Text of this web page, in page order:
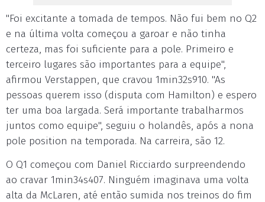
"Foi excitante a tomada de tempos. Não fui bem no Q2
e na última volta começou a garoar e não tinha
certeza, mas foi suficiente para a pole. Primeiro e
terceiro lugares são importantes para a equipe",
afirmou Verstappen, que cravou 1min32s910. "As
pessoas querem isso (disputa com Hamilton) e espero
ter uma boa largada. Será importante trabalharmos
juntos como equipe", seguiu o holandês, após a nona
pole position na temporada. Na carreira, são 12.
O Q1 começou com Daniel Ricciardo surpreendendo
ao cravar 1min34s407. Ninguém imaginava uma volta
alta da McLaren, até então sumida nos treinos do fim